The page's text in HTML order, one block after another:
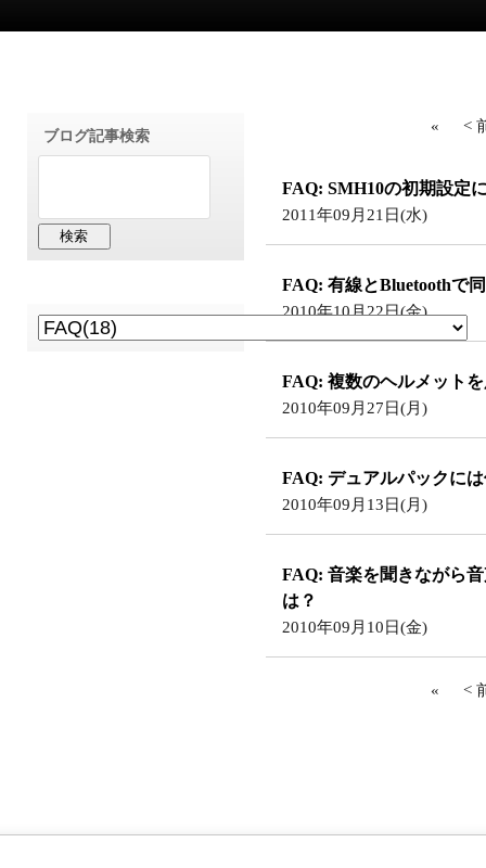
« <
FAQ: SMH10の初期設定
2011年09月21日(水)
FAQ: 有線とBluetoothで
2010年10月22日(金)
FAQ: 複数のヘルメット
2010年09月27日(月)
FAQ: デュアルパックに
2010年09月13日(月)
FAQ: 音楽を聞きながら
は？
2010年09月10日(金)
« <
ブログ記事検索